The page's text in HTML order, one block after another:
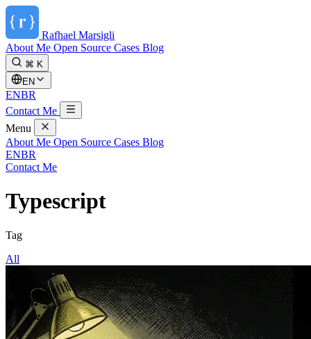
Rafhael Marsigli
About Me Open Source Cases Blog
⌘ K
EN
ENBR
Contact Me
Menu
About Me Open Source Cases Blog
ENBR
Contact Me
Typescript
Tag
All